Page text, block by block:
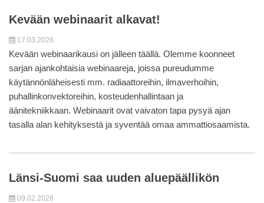
Kevään webinaarit alkavat!
17.03.2026
Kevään webinaarikausi on jälleen täällä. Olemme koonneet
sarjan ajankohtaisia webinaareja, joissa pureudumme
käytännönläheisesti mm. radiaattoreihin, ilmaverhoihin,
puhallinkonvektoreihin, kosteudenhallintaan ja
äänitekniikkaan. Webinaarit ovat vaivaton tapa pysyä ajan
tasalla alan kehityksestä ja syventää omaa ammattiosaamista.
Länsi-Suomi saa uuden aluepäällikön
09.02.2026